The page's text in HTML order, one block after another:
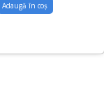
Adaugă în coș